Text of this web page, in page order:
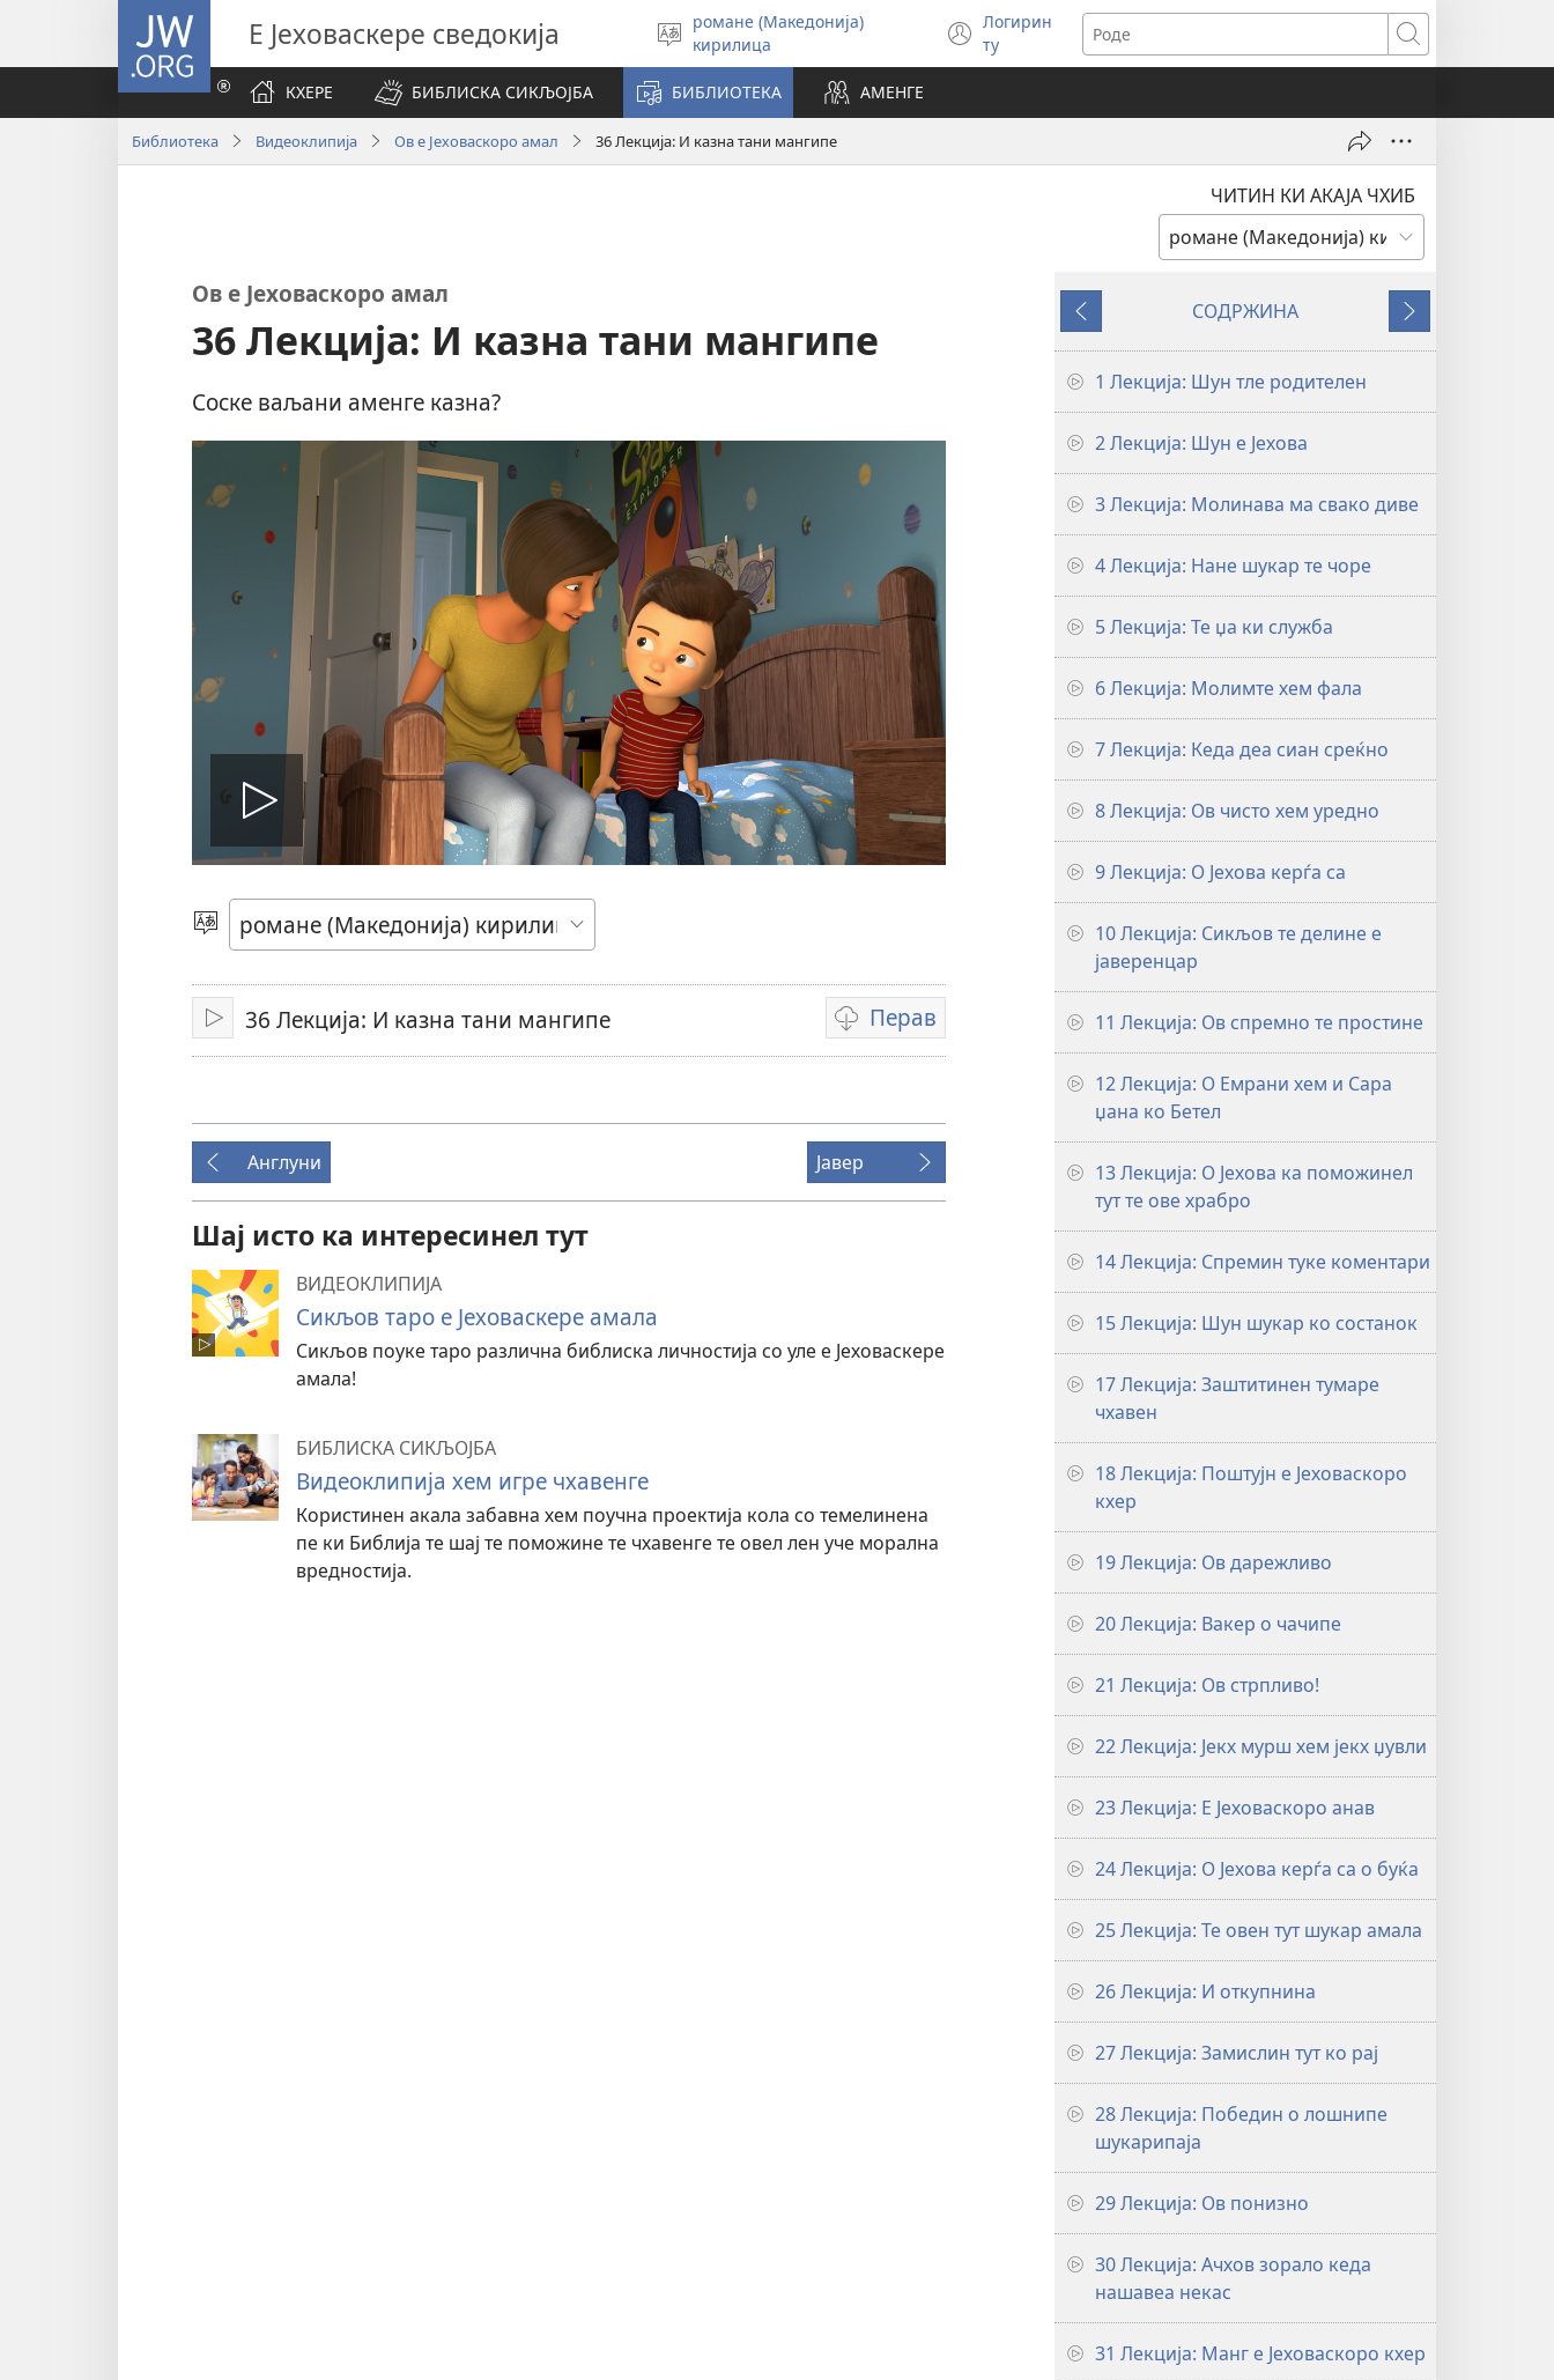
JW.ORG
Е Јеховаскере сведокија
чхиб
романе (Македонија)
кирилица
Логирин
ту
new
Роде
КХЕРЕ БИБЛИСКА СИКЉОЈБА БИБЛИОТЕКА АМЕНГЕ
Библиотека Видеоклипија Ов е Јеховаскоро амал 36 Лекција: И казна тани мангипе
ЧИТИН КИ АКАЈА ЧХИБ
Ов е Јеховаскоро амал
36 Лекција: И казна тани мангипе
Соске ваљани аменге казна?
Мукх
о
видео
Бирин
чхиб
Мукх36 Лекција: И казна тани мангипе Перав
Опцие
башо
видеоснимке
Англуни Јавер
Шај исто ка интересинел тут
ВИДЕОКЛИПИЈА
Сикљов таро е Јеховаскере амала
Сикљов поуке таро различна библиска личностија со уле е Јеховаскере
амала!
БИБЛИСКА СИКЉОЈБА
Видеоклипија хем игре чхавенге
Користинен акала забавна хем поучна проектија кола со темелинена
пе ки Библија те шај те поможине те чхавенге те овел лен уче морална
вредностија.
Англуни
СОДРЖИНА
Јавер
1 Лекција: Шун тле родителен
2 Лекција: Шун е Јехова
3 Лекција: Молинава ма свако диве
4 Лекција: Нане шукар те чоре
5 Лекција: Те џа ки служба
6 Лекција: Молимте хем фала
7 Лекција: Кеда деа сиан среќно
8 Лекција: Ов чисто хем уредно
9 Лекција: О Јехова керѓа са
10 Лекција: Сикљов те делине е
јаверенцар
11 Лекција: Ов спремно те простине
12 Лекција: О Емрани хем и Сара
џана ко Бетел
13 Лекција: О Јехова ка поможинел
тут те ове храбро
14 Лекција: Спремин туке коментари
15 Лекција: Шун шукар ко состанок
17 Лекција: Заштитинен тумаре
чхавен
18 Лекција: Поштујн е Јеховаскоро
кхер
19 Лекција: Ов дарежливо
20 Лекција: Вакер о чачипе
21 Лекција: Ов стрпливо!
22 Лекција: Јекх мурш хем јекх џувли
23 Лекција: Е Јеховаскоро анав
24 Лекција: О Јехова керѓа са о буќа
25 Лекција: Те овен тут шукар амала
26 Лекција: И откупнина
27 Лекција: Замислин тут ко рај
28 Лекција: Победин о лошнипе
шукарипаја
29 Лекција: Ов понизно
30 Лекција: Ачхов зорало кеда
нашавеа некас
31 Лекција: Манг е Јеховаскоро кхер